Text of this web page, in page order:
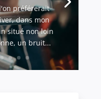
préférerait
dans mon
situé non loin
un bruit...